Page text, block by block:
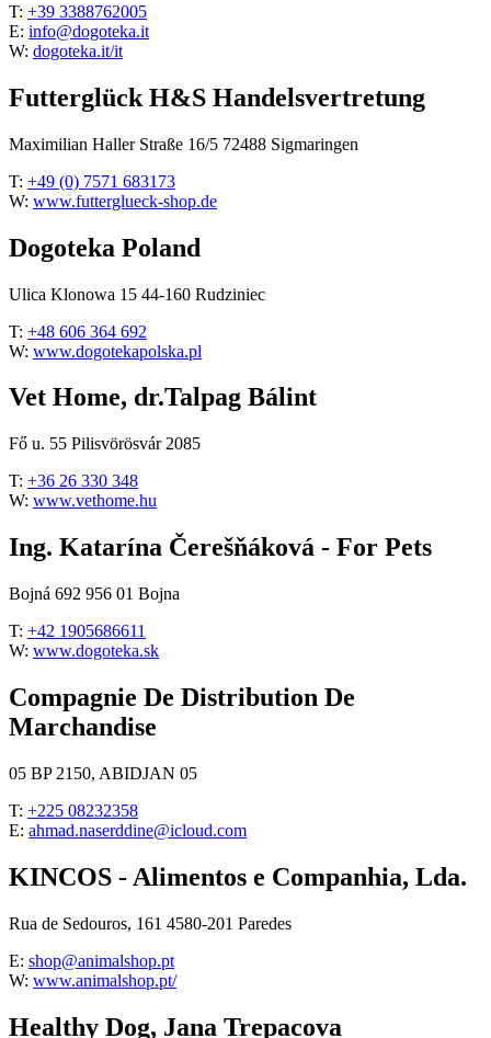
T: +39 3388762005
E: info@dogoteka.it
W: dogoteka.it/it
Futterglück H&S Handelsvertretung
Maximilian Haller Straße 16/5 72488 Sigmaringen
T: +49 (0) 7571 683173
W: www.futterglueck-shop.de
Dogoteka Poland
Ulica Klonowa 15 44-160 Rudziniec
T: +48 606 364 692
W: www.dogotekapolska.pl
Vet Home, dr.Talpag Bálint
Fő u. 55 Pilisvörösvár 2085
T: +36 26 330 348
W: www.vethome.hu
Ing. Katarína Čerešňáková - For Pets
Bojná 692 956 01 Bojna
T: +42 1905686611
W: www.dogoteka.sk
Compagnie De Distribution De
Marchandise
05 BP 2150, ABIDJAN 05
T: +225 08232358
E: ahmad.naserddine@icloud.com
KINCOS - Alimentos e Companhia, Lda.
Rua de Sedouros, 161 4580-201 Paredes
E: shop@animalshop.pt
W: www.animalshop.pt/
Healthy Dog, Jana Trepacova